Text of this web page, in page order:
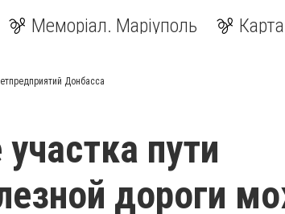
Меморіал. Маріуполь
Донбасса
пути
дороги